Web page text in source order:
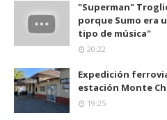
"Superman"
porque Sumo era
tipo de música"
20:22
Expedición
estación Monte
19:25